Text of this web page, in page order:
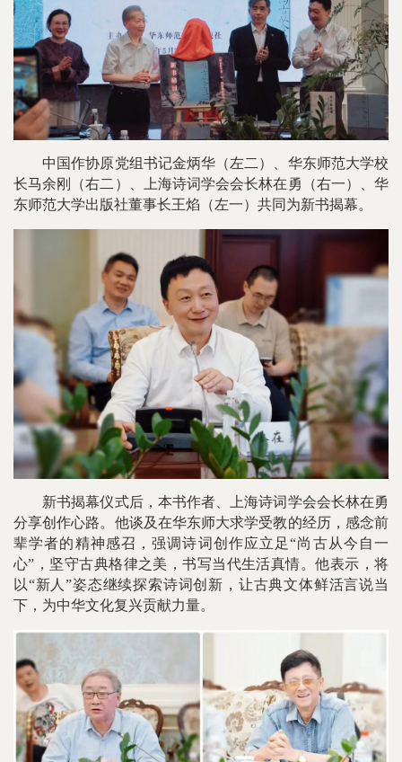
中国作协原党组书记金炳华（左二）、华东师范大学校
长马余刚（右二）、上海诗词学会会长林在勇（右一）、华
东师范大学出版社董事长王焰（左一）共同为新书揭幕。
新书揭幕仪式后，本书作者、上海诗词学会会长林在勇
分享创作心路。他谈及在华东师大求学受教的经历，感念前
辈学者的精神感召，强调诗词创作应立足“尚古从今自一
心”，坚守古典格律之美，书写当代生活真情。他表示，将
以“新人”姿态继续探索诗词创新，让古典文体鲜活言说当
下，为中华文化复兴贡献力量。